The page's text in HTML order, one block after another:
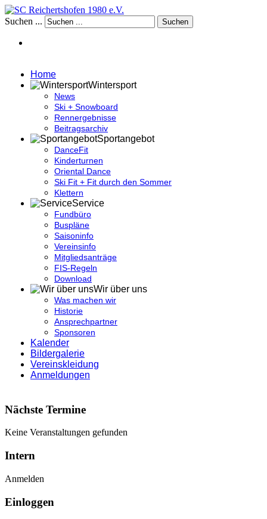
Suchen ... Suchen
Home
Wintersport
News
Ski + Snowboard
Rennergebnisse
Beitragsarchiv
Sportangebot
DanceFit
Kinderturnen
Oriental Dance
Ski Fit + Fit durch den Sommer
Klettern
Service
Fundbüro
Buspläne
Saisoninfo
Vereinsinfo
Mitgliedsanträge
FIS-Regeln
Download
Wir über uns
Was machen wir
Historie
Ansprechpartner
Sponsoren
Kalender
Bildergalerie
Vereinskleidung
Anmeldungen
Nächste Termine
Keine Veranstaltungen gefunden
Intern
Anmelden
Einloggen